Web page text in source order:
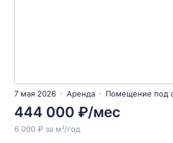
7 мая 2026 Аренда Помещение под
444 000 ₽/мес
6 000 ₽ за м²/год